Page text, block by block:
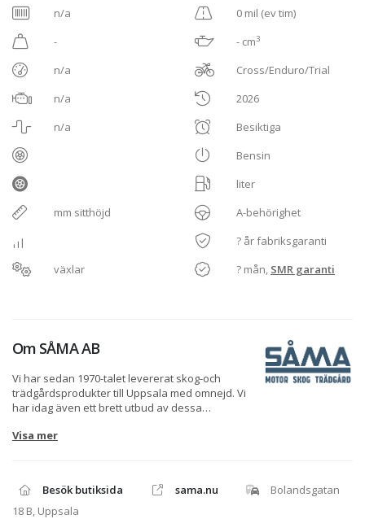
n/a
-
n/a
n/a
n/a
mm sitthöjd
växlar
0 mil (ev tim)
- cm3
Cross/Enduro/Trial
2026
Besiktiga
Bensin
liter
A-behörighet
? år fabriksgaranti
? mån, SMR garanti
Om SÅMA AB
Vi har sedan 1970-talet levererat skog-och
trädgårdsprodukter till Uppsala med omnejd. Vi
har idag även ett brett utbud av dessa
gällande Can-Am, Sea-Doo.
Visa mer
Besök butiksida sama.nu
Bolandsgatan
18 B, Uppsala